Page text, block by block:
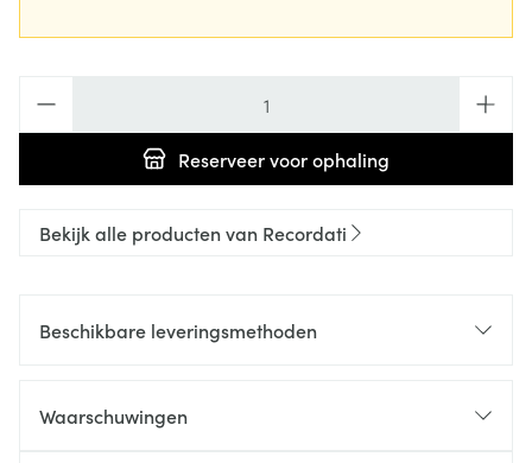
Reserveervoor ophaling
Bekijk alle producten van Recordati
Beschikbare leveringsmethoden
Waarschuwingen